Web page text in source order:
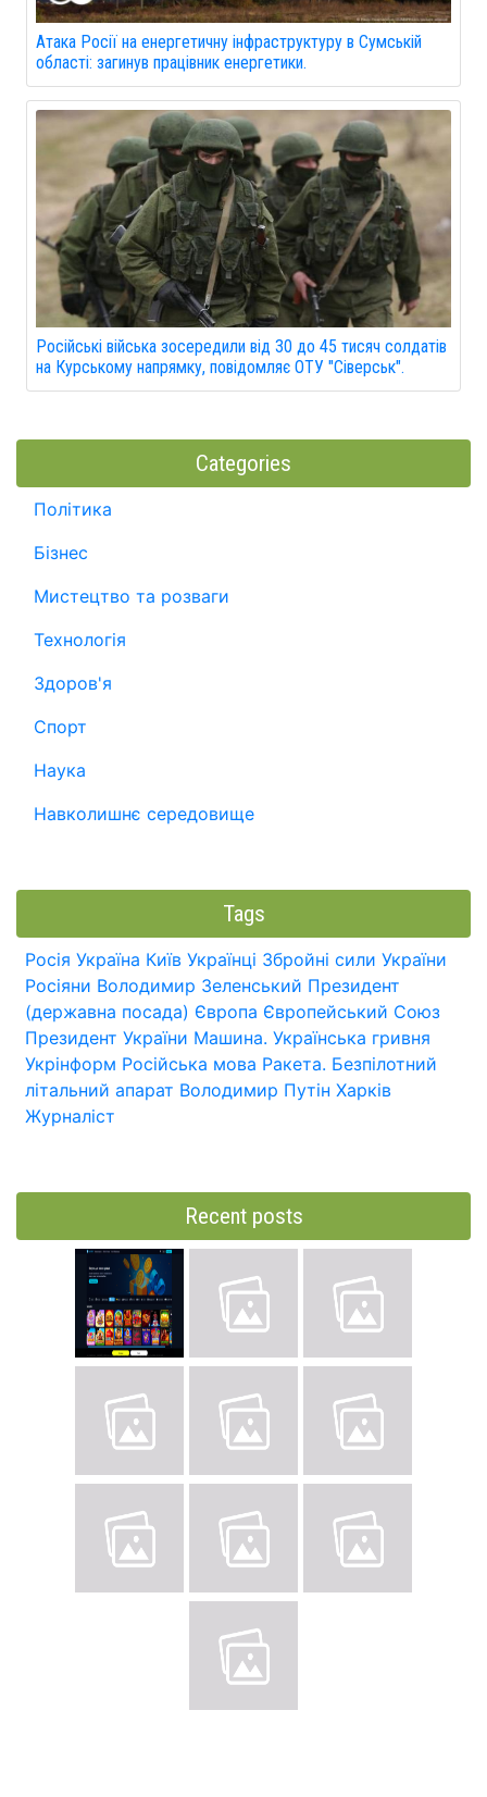
Атака Росії на енергетичну інфраструктуру в Сумській
області: загинув працівник енергетики.
Російські війська зосередили від 30 до 45 тисяч солдатів
на Курському напрямку, повідомляє ОТУ "Сіверськ".
Categories
Політика
Бізнес
Мистецтво та розваги
Технологія
Здоров'я
Спорт
Наука
Навколишнє середовище
Tags
Росія Україна Київ Українці Збройні сили України
Росіяни Володимир Зеленський Президент
(державна посада) Європа Європейський Союз
Президент України Машина. Українська гривня
Укрінформ Російська мова Ракета. Безпілотний
літальний апарат Володимир Путін Харків
Журналіст
Recent posts